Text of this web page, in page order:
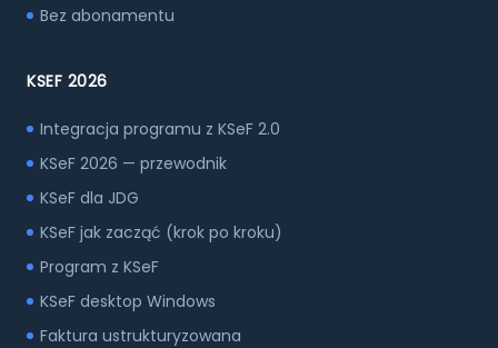
Bez abonamentu
KSEF 2026
Integracja programu z KSeF 2.0
KSeF 2026 — przewodnik
KSeF dla JDG
KSeF jak zacząć (krok po kroku)
Program z KSeF
KSeF desktop Windows
Faktura ustrukturyzowana